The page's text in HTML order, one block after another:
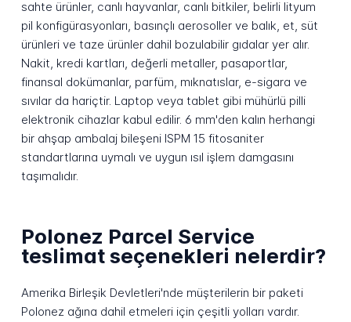
sahte ürünler, canlı hayvanlar, canlı bitkiler, belirli lityum
pil konfigürasyonları, basınçlı aerosoller ve balık, et, süt
ürünleri ve taze ürünler dahil bozulabilir gıdalar yer alır.
Nakit, kredi kartları, değerli metaller, pasaportlar,
finansal dokümanlar, parfüm, mıknatıslar, e-sigara ve
sıvılar da hariçtir. Laptop veya tablet gibi mühürlü pilli
elektronik cihazlar kabul edilir. 6 mm'den kalın herhangi
bir ahşap ambalaj bileşeni ISPM 15 fitosaniter
standartlarına uymalı ve uygun ısıl işlem damgasını
taşımalıdır.
Polonez Parcel Service
teslimat seçenekleri nelerdir?
Amerika Birleşik Devletleri'nde müşterilerin bir paketi
Polonez ağına dahil etmeleri için çeşitli yolları vardır.